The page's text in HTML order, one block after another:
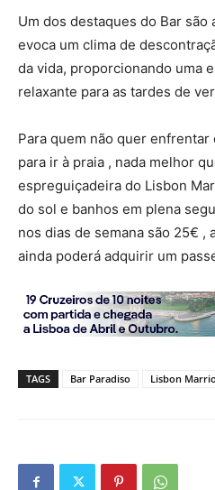
Um dos destaques do Bar são
evoca um clima de
da vida, proporcionando uma
relaxante para as tardes de
Para quem não quer
para ir à praia , nada melhor
espreguiçadeira do Lisbon
do sol e banhos em plena
nos dias de semana são 25€
ainda poderá adquirir um
TAGS Bar Paradiso Lisbon